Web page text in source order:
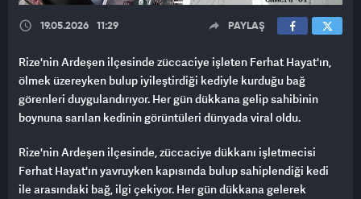
19.05.2026 11:29 PAYLAŞ
Rize'nin Ardeşen ilçesinde züccaciye işleten Ferhat Hayat'ın,
ölmek üzereyken bulup iyileştirdiği kediyle kurduğu bağ
görenleri duygulandırıyor. Her gün dükkana gelip sahibinin
boynuna sarılan kedinin görüntüleri dünyada viral oldu.
Rize'nin Ardeşen ilçesinde, züccaciye dükkanı işletmecisi
Ferhat Hayat'ın yavruyken kapısında bulup sahiplendiği kedi
ile arasındaki bağ, ilgi çekiyor. Her gün dükkana gelerek